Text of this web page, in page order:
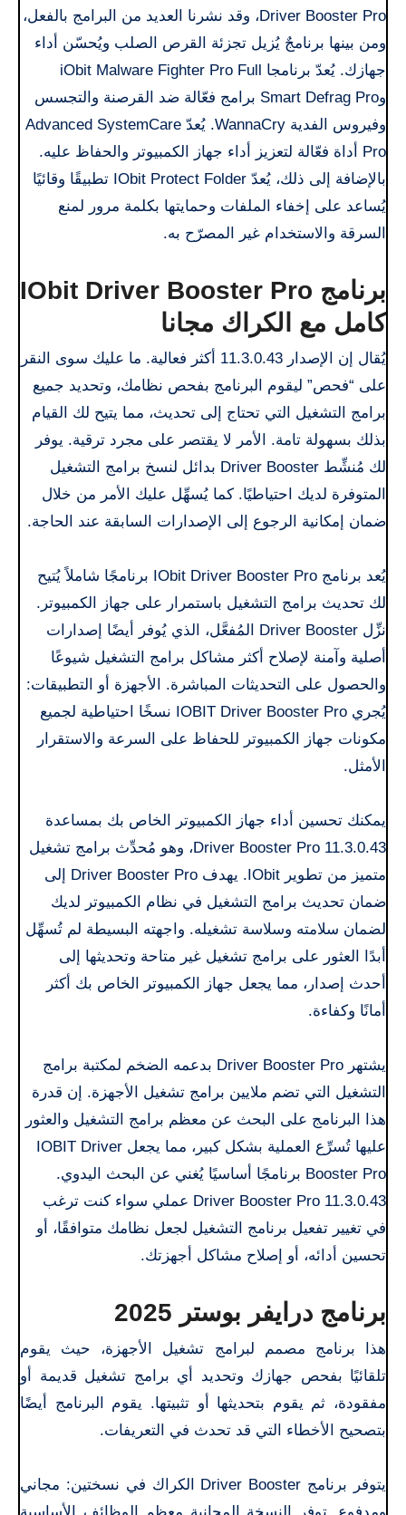
Driver Booster Pro، وقد نشرنا العديد من البرامج بالفعل،
ومن بينها برنامجٌ يُزيل تجزئة القرص الصلب ويُحسّن أداء
جهازك. يُعدّ برنامجا iObit Malware Fighter Pro Full
وSmart Defrag Pro برامج فعّالة ضد القرصنة والتجسس
وفيروس الفدية WannaCry. يُعدّ Advanced SystemCare
Pro أداة فعّالة لتعزيز أداء جهاز الكمبيوتر والحفاظ عليه.
بالإضافة إلى ذلك، يُعدّ IObit Protect Folder تطبيقًا وقائيًا
يُساعد على إخفاء الملفات وحمايتها بكلمة مرور لمنع
السرقة والاستخدام غير المصرّح به.
برنامج IObit Driver Booster Pro
كامل مع الكراك مجانا
يُقال إن الإصدار 11.3.0.43 أكثر فعالية. ما عليك سوى النقر
على “فحص” ليقوم البرنامج بفحص نظامك، وتحديد جميع
برامج التشغيل التي تحتاج إلى تحديث، مما يتيح لك القيام
بذلك بسهولة تامة. الأمر لا يقتصر على مجرد ترقية. يوفر
لك مُنشِّط Driver Booster بدائل لنسخ برامج التشغيل
المتوفرة لديك احتياطيًا. كما يُسهِّل عليك الأمر من خلال
ضمان إمكانية الرجوع إلى الإصدارات السابقة عند الحاجة.
يُعد برنامج IObit Driver Booster Pro برنامجًا شاملاً يُتيح
لك تحديث برامج التشغيل باستمرار على جهاز الكمبيوتر.
نزِّل Driver Booster المُفعَّل، الذي يُوفر أيضًا إصدارات
أصلية وآمنة لإصلاح أكثر مشاكل برامج التشغيل شيوعًا
والحصول على التحديثات المباشرة. الأجهزة أو التطبيقات:
يُجري IOBIT Driver Booster Pro نسخًا احتياطية لجميع
مكونات جهاز الكمبيوتر للحفاظ على السرعة والاستقرار
الأمثل.
يمكنك تحسين أداء جهاز الكمبيوتر الخاص بك بمساعدة
Driver Booster Pro 11.3.0.43، وهو مُحدِّث برامج تشغيل
متميز من تطوير IObit. يهدف Driver Booster Pro إلى
ضمان تحديث برامج التشغيل في نظام الكمبيوتر لديك
لضمان سلامته وسلاسة تشغيله. واجهته البسيطة لم تُسهِّل
أبدًا العثور على برامج تشغيل غير متاحة وتحديثها إلى
أحدث إصدار، مما يجعل جهاز الكمبيوتر الخاص بك أكثر
أمانًا وكفاءة.
يشتهر Driver Booster Pro بدعمه الضخم لمكتبة برامج
التشغيل التي تضم ملايين برامج تشغيل الأجهزة. إن قدرة
هذا البرنامج على البحث عن معظم برامج التشغيل والعثور
عليها تُسرِّع العملية بشكل كبير، مما يجعل IOBIT Driver
Booster Pro برنامجًا أساسيًا يُغني عن البحث اليدوي.
Driver Booster Pro 11.3.0.43 عملي سواء كنت ترغب
في تغيير تفعيل برنامج التشغيل لجعل نظامك متوافقًا، أو
تحسين أدائه، أو إصلاح مشاكل أجهزتك.
برنامج درايفر بوستر 2025
هذا برنامج مصمم لبرامج تشغيل الأجهزة، حيث يقوم
تلقائيًا بفحص جهازك وتحديد أي برامج تشغيل قديمة أو
مفقودة، ثم يقوم بتحديثها أو تثبيتها. يقوم البرنامج أيضًا
بتصحيح الأخطاء التي قد تحدث في التعريفات.
يتوفر برنامج Driver Booster الكراك في نسختين: مجاني
ومدفوع. توفر النسخة المجانية معظم الوظائف الأساسية